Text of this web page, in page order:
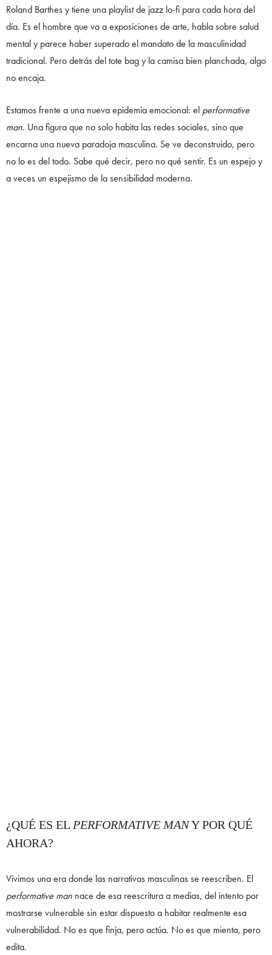
Roland Barthes y tiene una playlist de jazz lo-fi para cada hora del
día. Es el hombre que va a exposiciones de arte, habla sobre salud
mental y parece haber superado el mandato de la masculinidad
tradicional. Pero detrás del tote bag y la camisa bien planchada, algo
no encaja.
Estamos frente a una nueva epidemia emocional: el performative
man. Una figura que no solo habita las redes sociales, sino que
encarna una nueva paradoja masculina. Se ve deconstruido, pero
no lo es del todo. Sabe qué decir, pero no qué sentir. Es un espejo y
a veces un espejismo de la sensibilidad moderna.
¿QUÉ ES EL PERFORMATIVE MANY POR QUÉ
AHORA?
Vivimos una era donde las narrativas masculinas se reescriben. El
performative man nace de esa reescritura a medias, del intento por
mostrarse vulnerable sin estar dispuesto a habitar realmente esa
vulnerabilidad. No es que finja, pero actúa. No es que mienta, pero
edita.